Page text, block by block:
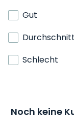
Gut
Schlecht
Noch keine